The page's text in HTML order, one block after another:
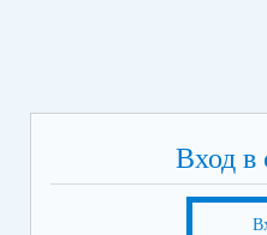
Вход в